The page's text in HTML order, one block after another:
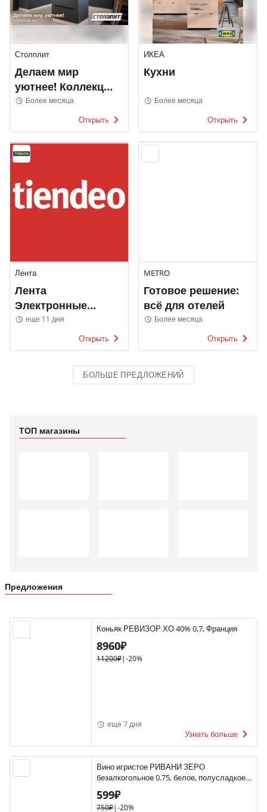
Столплит
Делаем мир
уютнее! Коллекция
2022Более месяца
Открыть
ИКЕА
Кухни
Более месяца
Открыть
Лента
Лента
Электронные
каталоги
еще 11 дня
Открыть
METRO
Готовое решение:
всё для отелей
Более месяца
Открыть
БОЛЬШЕ ПРЕДЛОЖЕНИЙ
ТОП магазины
Предложения
Коньяк РЕВИЗОР ХО 40% 0,7, Франция
8960₽
11200₽|-20%
еще 7 дня
Узнать больше
Вино игристое РИВАНИ ЗЕРО
безалкогольное 0.75, белое, полусладкое,
Италия
599₽
750₽|-20%